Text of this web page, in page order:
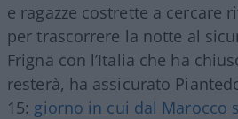
e ragazze costrette a cercare
per trascorrere la notte al
Frigna con l’Italia che ha
resterà, ha assicurato
15: giorno in cui dal Marocco